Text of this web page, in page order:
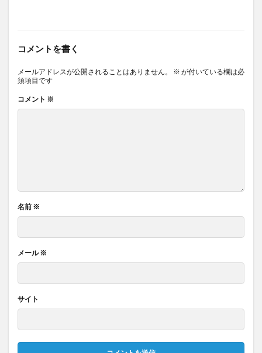
コメントを書く
メールアドレスが公開されることはありません。 ※ が付いている欄は必
須項目です
コメント ※
名前 ※
メール※
サイト